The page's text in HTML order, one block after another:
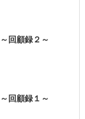
回顧録２～
回顧録１～